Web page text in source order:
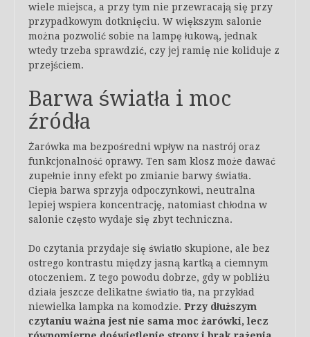
wiele miejsca, a przy tym nie przewracają się przy
przypadkowym dotknięciu. W większym salonie
można pozwolić sobie na lampę łukową, jednak
wtedy trzeba sprawdzić, czy jej ramię nie koliduje z
przejściem.
Barwa światła i moc
źródła
Żarówka ma bezpośredni wpływ na nastrój oraz
funkcjonalność oprawy. Ten sam klosz może dawać
zupełnie inny efekt po zmianie barwy światła.
Ciepła barwa sprzyja odpoczynkowi, neutralna
lepiej wspiera koncentrację, natomiast chłodna w
salonie często wydaje się zbyt techniczna.
Do czytania przydaje się światło skupione, ale bez
ostrego kontrastu między jasną kartką a ciemnym
otoczeniem. Z tego powodu dobrze, gdy w pobliżu
działa jeszcze delikatne światło tła, na przykład
niewielka lampka na komodzie. Przy dłuższym
czytaniu ważna jest nie sama moc żarówki, lecz